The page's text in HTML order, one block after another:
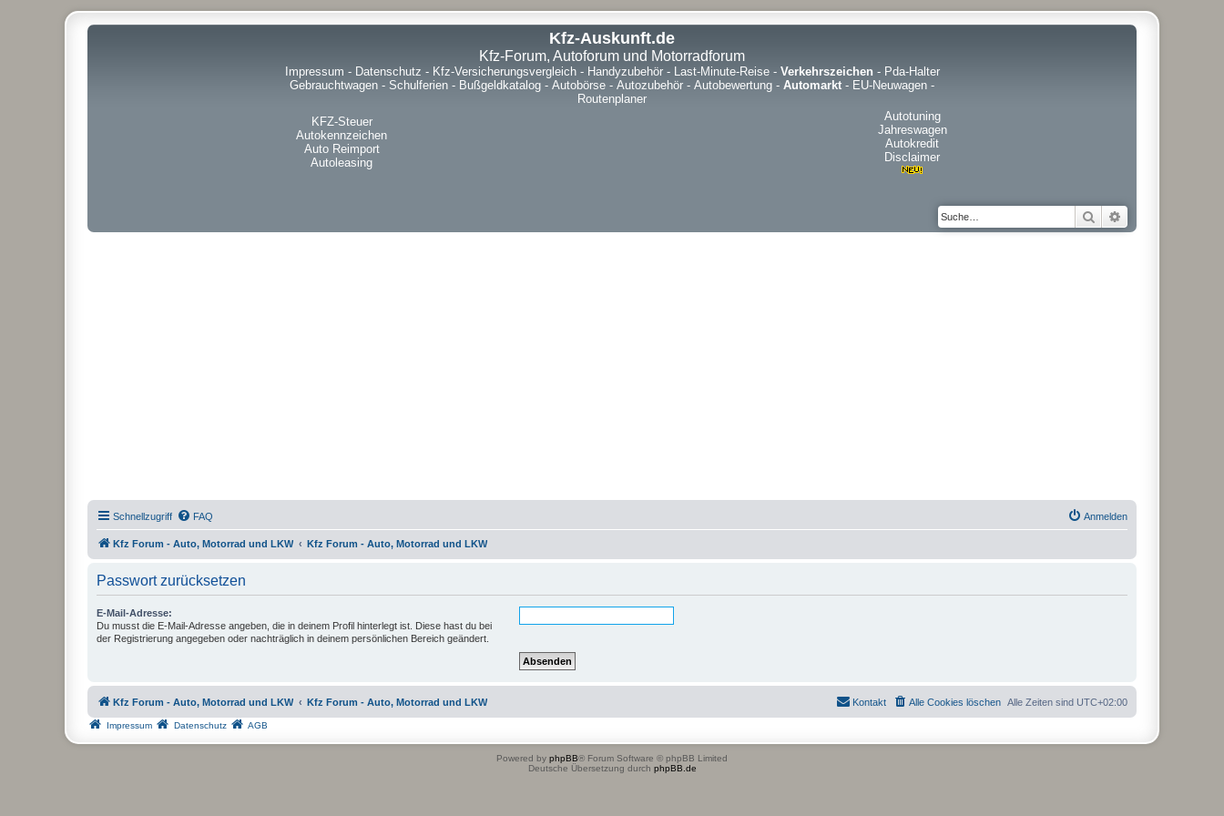
Kfz-Auskunft.de
Kfz-Forum, Autoforum und Motorradforum
Impressum - Datenschutz - Kfz-Versicherungsvergleich- Handyzubehör- Last-Minute-Reise- Verkehrszeichen- Pda-Halter
Gebrauchtwagen - Schulferien - Bußgeldkatalog - Autobörse - Autozubehör - Autobewertung - Automarkt - EU-Neuwagen -
Routenplaner
KFZ-Steuer
Autokennzeichen
Auto Reimport
Autoleasing
Autotuning
Jahreswagen
Autokredit
Disclaimer
Suche
Schnellzugriff FAQ Anmelden
Kfz Forum - Auto, Motorrad und LKW Kfz Forum - Auto, Motorrad und LKW
Passwort zurücksetzen
E-Mail-Adresse:
Du musst die E-Mail-Adresse angeben, die in deinem Profil hinterlegt ist. Diese hast du bei
der Registrierung angegeben oder nachträglich in deinem persönlichen Bereich geändert.
Kfz Forum - Auto, Motorrad und LKW Kfz Forum - Auto, Motorrad und LKW Alle Zeiten sind UTC+02:00
Alle Cookies löschen
Kontakt
Impressum Datenschutz AGB
Powered by phpBB® Forum Software © phpBB Limited
Deutsche Übersetzung durch phpBB.de